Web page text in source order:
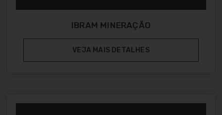
IBRAM MINERAÇÃO
VEJA MAIS DETALHES